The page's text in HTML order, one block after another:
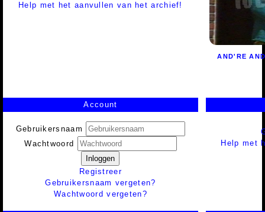
Help met het aanvullen van het archief!
AND'RE
Account
Gebruikersnaam
Wachtwoord
Inloggen
Registreer
Gebruikersnaam vergeten?
Wachtwoord vergeten?
Help met